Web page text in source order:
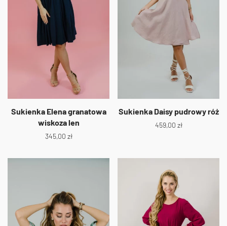
Sukienka Elena granatowa
wiskoza len
345,00 zł
Sukienka Daisy pudrowy róż
459,00 zł